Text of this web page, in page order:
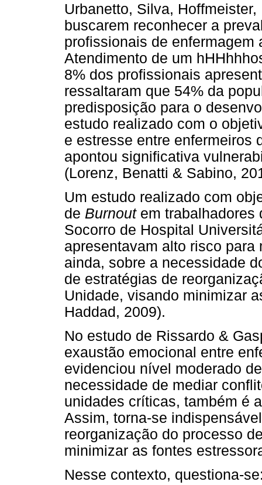
Urbanetto, Silva,
buscarem reconhecer a
profissionais de enfermagem
Atendimento de um
8% dos profissionais
ressaltaram que 54% da
predisposição para o
estudo realizado com o
e estresse entre enfermeiros
apontou significativa
(Lorenz, Benatti & Sabino,
Um estudo realizado com
de Burnout em trabalhadores
Socorro de Hospital
apresentavam alto risco
ainda, sobre a necessidade
de estratégias de
Unidade, visando minimizar
Haddad, 2009).
No estudo de Rissardo &
exaustão emocional entre
evidenciou nível moderado
necessidade de mediar
unidades críticas, também é
Assim, torna-se
reorganização do processo
minimizar as fontes
Nesse contexto, questiona-